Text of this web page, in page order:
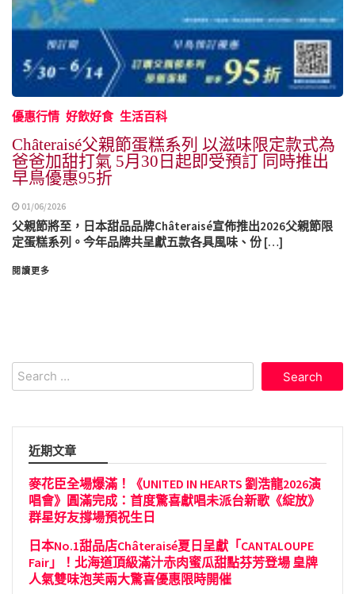
優惠行情 好飲好食 生活百科
Châteraisé父親節蛋糕系列 以滋味限定款式為
爸爸加甜打氣 5月30日起即受預訂 同時推出
早鳥優惠95折
01/06/2026
父親節將至，日本甜品品牌Châteraisé宣佈推出2026父親節限
定蛋糕系列。今年品牌共呈獻五款各具風味、份 […]
閱讀更多
Search
for:
近期文章
麥花臣全場爆滿！《UNITED IN HEARTS 劉浩龍2026演
唱會》圓滿完成：首度驚喜獻唱未派台新歌《綻放》
群星好友撐場預祝生日
日本No.1甜品店Châteraisé夏日呈獻「CANTALOUPE
Fair」！北海道頂級滿汁赤肉蜜瓜甜點芬芳登場 皇牌
人氣雙味泡芙兩大驚喜優惠限時開催